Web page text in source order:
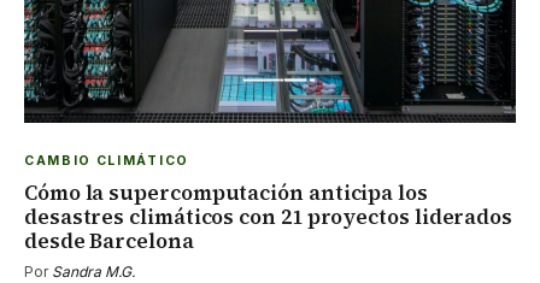
CAMBIO CLIMÁTICO
Cómo la supercomputación anticipa los
desastres climáticos con 21 proyectos liderados
desde Barcelona
Por Sandra M.G.